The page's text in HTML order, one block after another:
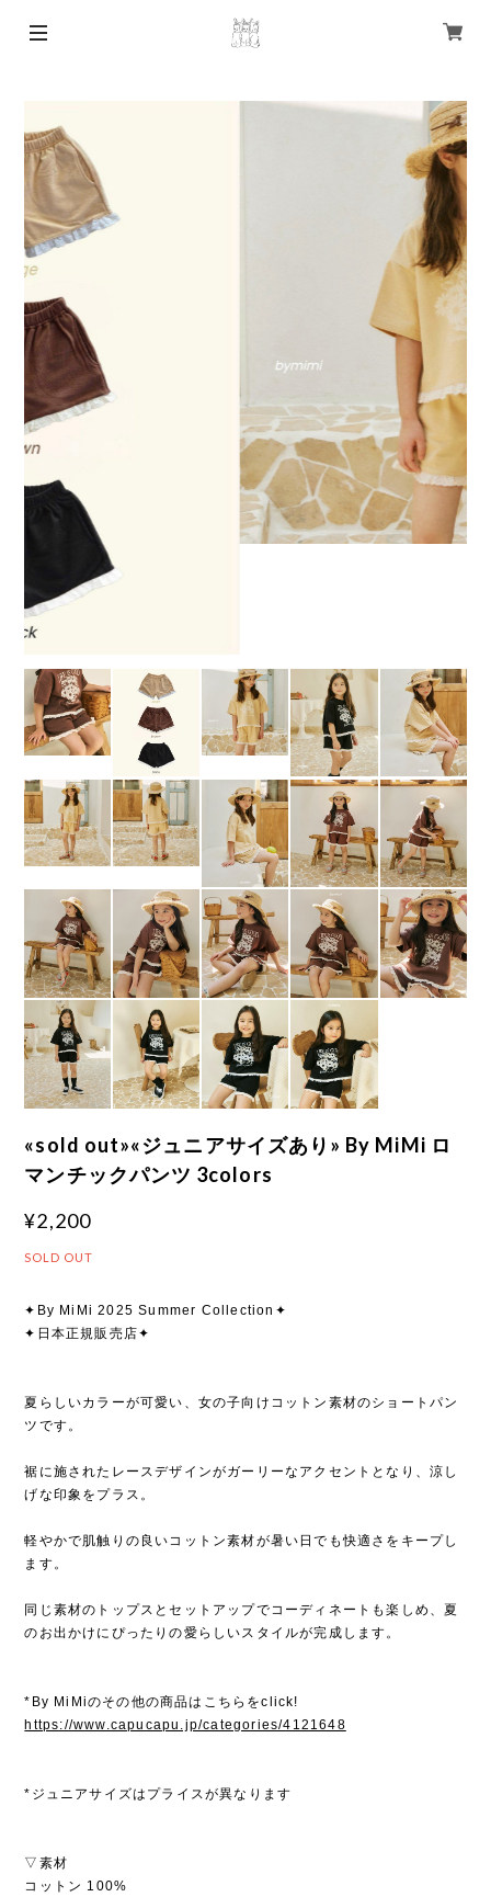
«sold out»«ジュニアサイズあり» By MiMi ロ
マンチックパンツ 3colors
¥2,200
SOLD OUT
✦By MiMi 2025 Summer Collection✦
✦日本正規販売店✦
夏らしいカラーが可愛い、女の子向けコットン素材のショートパン
ツです。
裾に施されたレースデザインがガーリーなアクセントとなり、涼し
げな印象をプラス。
軽やかで肌触りの良いコットン素材が暑い日でも快適さをキープし
ます。
同じ素材のトップスとセットアップでコーディネートも楽しめ、夏
のお出かけにぴったりの愛らしいスタイルが完成します。
*By MiMiのその他の商品はこちらをclick!
https://www.capucapu.jp/categories/4121648
*ジュニアサイズはプライスが異なります
▽素材
コットン 100%